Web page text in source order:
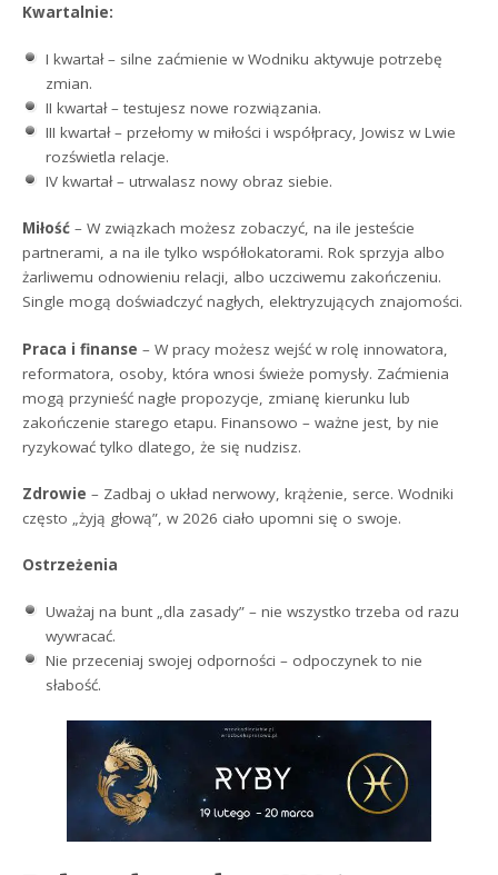
Kwartalnie:
I kwartał – silne zaćmienie w Wodniku aktywuje potrzebę
zmian.
II kwartał – testujesz nowe rozwiązania.
III kwartał – przełomy w miłości i współpracy, Jowisz w Lwie
rozświetla relacje.
IV kwartał – utrwalasz nowy obraz siebie.
Miłość – W związkach możesz zobaczyć, na ile jesteście
partnerami, a na ile tylko współlokatorami. Rok sprzyja albo
żarliwemu odnowieniu relacji, albo uczciwemu zakończeniu.
Single mogą doświadczyć nagłych, elektryzujących znajomości.
Praca i finanse – W pracy możesz wejść w rolę innowatora,
reformatora, osoby, która wnosi świeże pomysły. Zaćmienia
mogą przynieść nagłe propozycje, zmianę kierunku lub
zakończenie starego etapu. Finansowo – ważne jest, by nie
ryzykować tylko dlatego, że się nudzisz.
Zdrowie – Zadbaj o układ nerwowy, krążenie, serce. Wodniki
często „żyją głową”, w 2026 ciało upomni się o swoje.
Ostrzeżenia
Uważaj na bunt „dla zasady” – nie wszystko trzeba od razu
wywracać.
Nie przeceniaj swojej odporności – odpoczynek to nie
słabość.